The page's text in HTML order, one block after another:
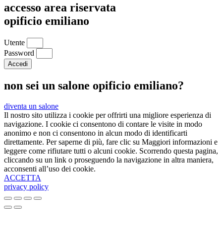
accesso area riservata
opificio emiliano
Utente
Password
Accedi
non sei un salone opificio emiliano?
diventa un salone
Il nostro sito utilizza i cookie per offrirti una migliore esperienza di
navigazione. I cookie ci consentono di contare le visite in modo
anonimo e non ci consentono in alcun modo di identificarti
direttamente. Per saperne di più, fare clic su Maggiori informazioni e
leggere come rifiutare tutti o alcuni cookie. Scorrendo questa pagina,
cliccando su un link o proseguendo la navigazione in altra maniera,
acconsenti all’uso dei cookie.
ACCETTA
privacy policy